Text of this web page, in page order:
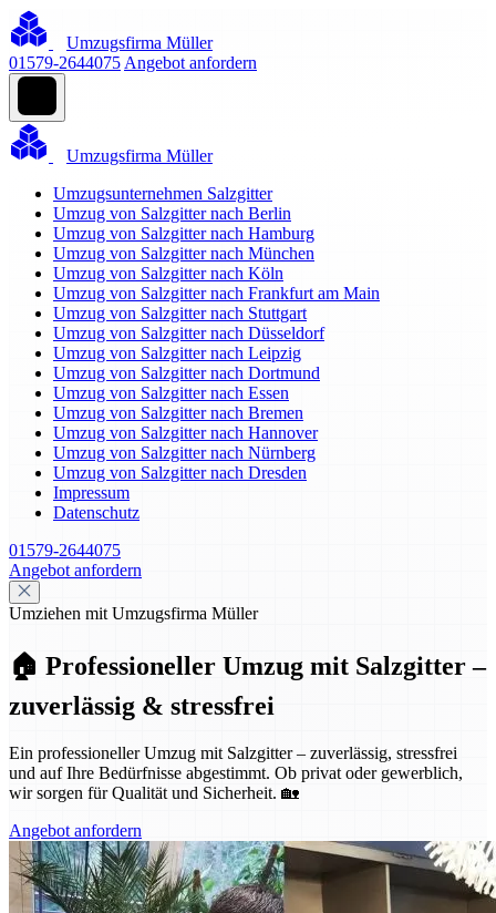
Umzugsfirma Müller
01579-2644075 Angebot anfordern
Umzugsfirma Müller
Umzugsunternehmen Salzgitter
Umzug von Salzgitter nach Berlin
Umzug von Salzgitter nach Hamburg
Umzug von Salzgitter nach München
Umzug von Salzgitter nach Köln
Umzug von Salzgitter nach Frankfurt am Main
Umzug von Salzgitter nach Stuttgart
Umzug von Salzgitter nach Düsseldorf
Umzug von Salzgitter nach Leipzig
Umzug von Salzgitter nach Dortmund
Umzug von Salzgitter nach Essen
Umzug von Salzgitter nach Bremen
Umzug von Salzgitter nach Hannover
Umzug von Salzgitter nach Nürnberg
Umzug von Salzgitter nach Dresden
Impressum
Datenschutz
01579-2644075
Angebot anfordern
Umziehen mit Umzugsfirma Müller
🏠 Professioneller Umzug mit Salzgitter –
zuverlässig & stressfrei
Ein professioneller Umzug mit Salzgitter – zuverlässig, stressfrei
und auf Ihre Bedürfnisse abgestimmt. Ob privat oder gewerblich,
wir sorgen für Qualität und Sicherheit. 🏡
Angebot anfordern